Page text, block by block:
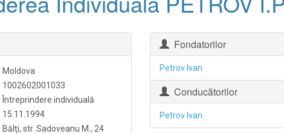
Moldova
1002602001033
Întreprindere individuală
15.11.1994
Bălţi, str. Sadoveanu M., 24
Fondatorilor
Petrov Ivan
Conducătorilor
Petrov Ivan